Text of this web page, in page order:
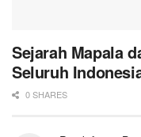
Sejarah Mapala
Seluruh
0 SHARES